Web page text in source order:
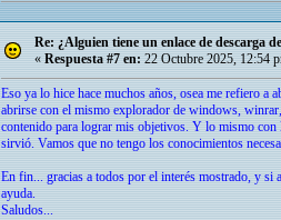
Re: ¿Alguien tiene un enlace de descarga
« Respuesta #7 en: 22 Octubre 2025, 12:54
Eso ya lo hice hace muchos años, osea me refiero
abrirse con el mismo explorador de windows,
contenido para lograr mis objetivos. Y lo mismo con
sirvió. Vamos que no tengo los conocimientos
En fin... gracias a todos por el interés mostrado, y si
ayuda.
Saludos...